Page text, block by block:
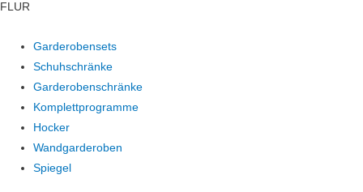
FLUR
Garderobensets
Schuhschränke
Garderobenschränke
Komplettprogramme
Hocker
Wandgarderoben
Spiegel